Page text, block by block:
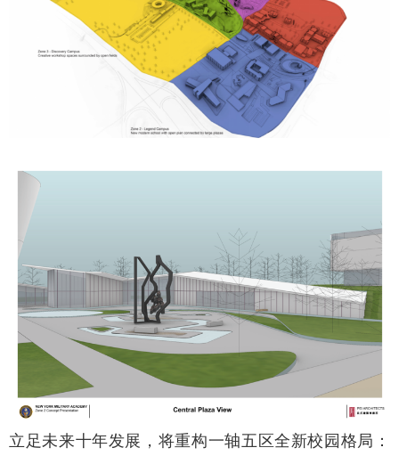
立足未来十年发展，将重构一轴五区全新校园格局：